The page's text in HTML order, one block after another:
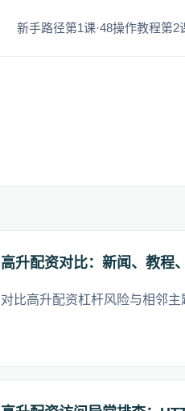
新手路径第1课·48操作教程第2
高升配资对比：新闻、教程
对比高升配资杠杆风险与相邻主